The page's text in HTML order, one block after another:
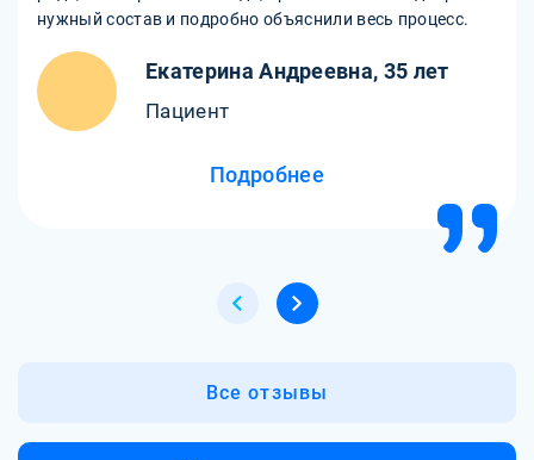
нужный состав и подробно объяснили весь процесс.
Екатерина Андреевна, 35 лет
Пациент
Подробнее
Все отзывы